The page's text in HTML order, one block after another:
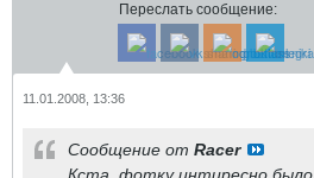
Переслать сообщение:
11.01.2008, 13:36
Сообщение от Racer